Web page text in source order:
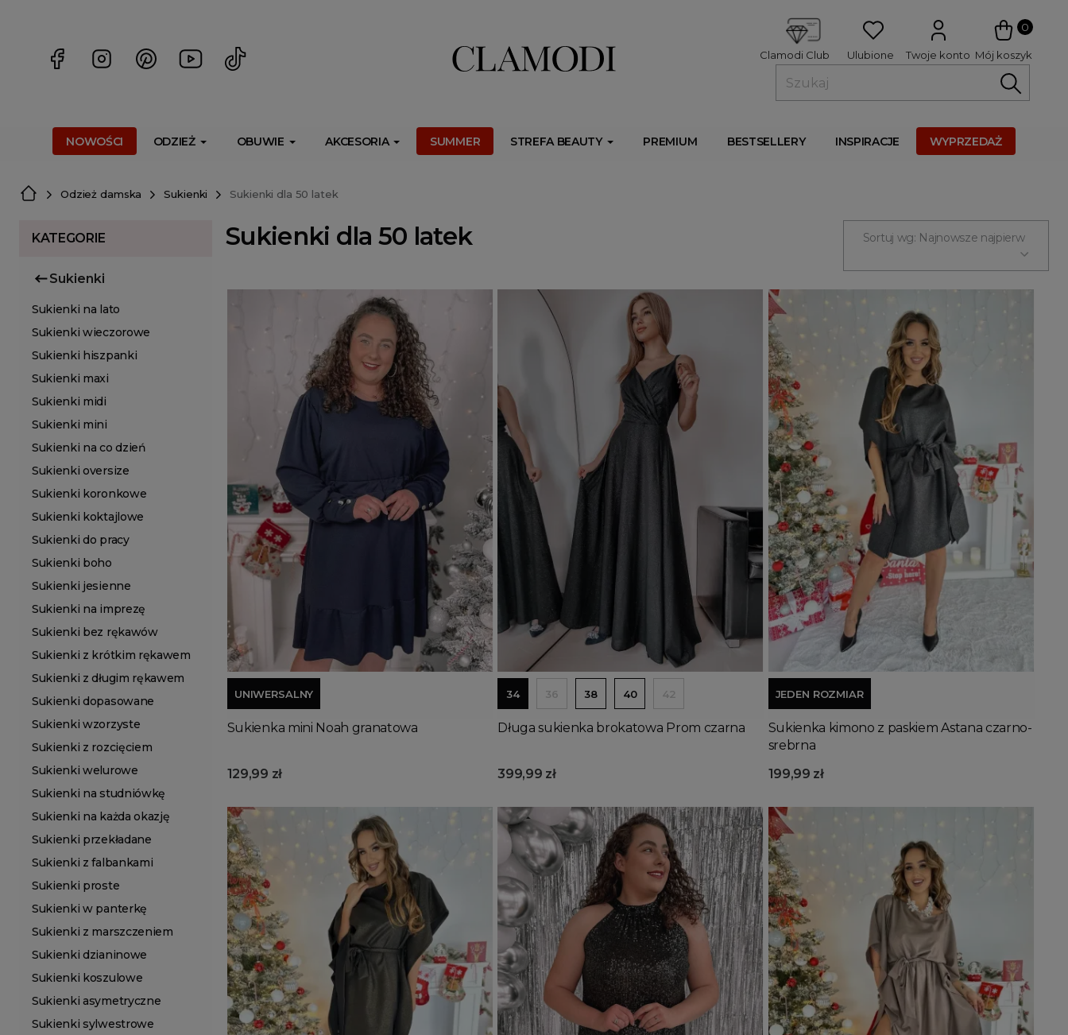
0
Mój koszyk
Twoje konto
Ulubione
Clamodi Club
NOWOŚCI ODZIEŻ OBUWIE AKCESORIA SUMMER STREFA BEAUTY PREMIUM BESTSELLERY INSPIRACJE WYPRZEDAŻ
Odzież damska Sukienki Sukienki dla 50 latek
KATEGORIE
Sukienki
Sukienki na lato
Sukienki wieczorowe
Sukienki hiszpanki
Sukienki maxi
Sukienki midi
Sukienki mini
Sukienki na co dzień
Sukienki oversize
Sukienki koronkowe
Sukienki koktajlowe
Sukienki do pracy
Sukienki boho
Sukienki jesienne
Sukienki na imprezę
Sukienki bez rękawów
Sukienki z krótkim rękawem
Sukienki z długim rękawem
Sukienki dopasowane
Sukienki wzorzyste
Sukienki z rozcięciem
Sukienki welurowe
Sukienki na studniówkę
Sukienki na każda okazję
Sukienki przekładane
Sukienki z falbankami
Sukienki proste
Sukienki w panterkę
Sukienki z marszczeniem
Sukienki dzianinowe
Sukienki koszulowe
Sukienki asymetryczne
Sukienki sylwestrowe
Sukienki dla 50 latek Sortuj wg: Najnowsze najpierw
Dodaj do koszyka
UNIWERSALNY
Sukienka mini Noah granatowa
129,99 zł
Dodaj do koszyka
34 36 38 40 42
Długa sukienka brokatowa Prom czarna
399,99 zł
JEDEN ROZMIAR
Sukienka kimono z paskiem Astana czarno-
srebrna
199,99 zł